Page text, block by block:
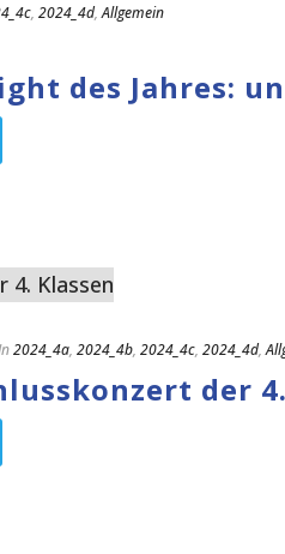
, 2024_4d,Allgemein
des Jahres:
2024_4a, 2024_4b, 2024_4c, 2024_4d,
der